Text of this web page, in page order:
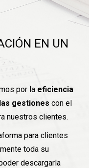
EN UN
por la eficiencia
gestiones con el
nuestros clientes.
para clientes
toda su
descargarla